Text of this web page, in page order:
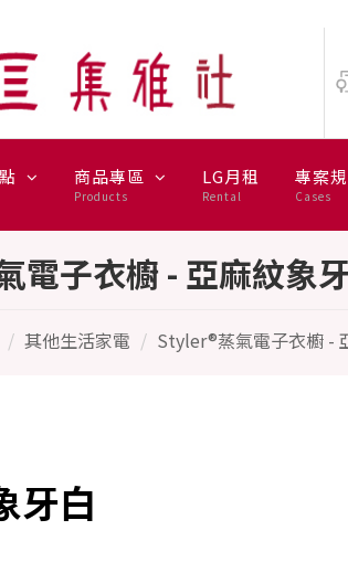
樂金
商品專區
Products
LG月租
Rental
專案
Cases
電子衣櫥 - 亞麻紋象
其他生活家電 Styler®蒸氣電子衣櫥 -
牙白